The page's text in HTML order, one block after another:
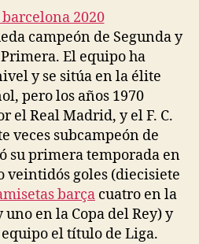
campeón de Segunda y
El equipo ha
y se sitúa en la élite
pero los años 1970
el Real Madrid, y el F. C.
veces subcampeón de
su primera temporada en
veintidós goles (diecisiete
barça cuatro en la
uno en la Copa del Rey) y
el título de Liga.